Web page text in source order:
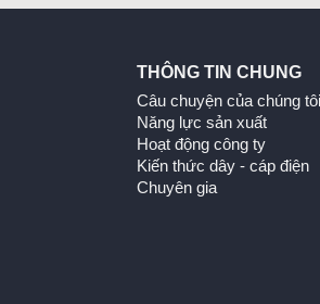
THÔNG TIN CHUNG
Câu chuyện của chúng tôi
Năng lực sản xuất
Hoạt động công ty
Kiến thức dây - cáp điện
Chuyên gia